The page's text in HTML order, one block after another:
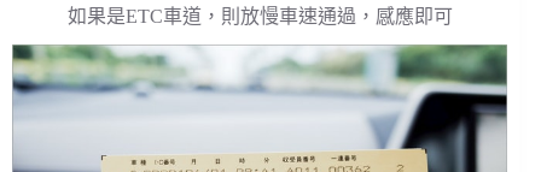
如果是ETC車道，則放慢車速通過，感應即可